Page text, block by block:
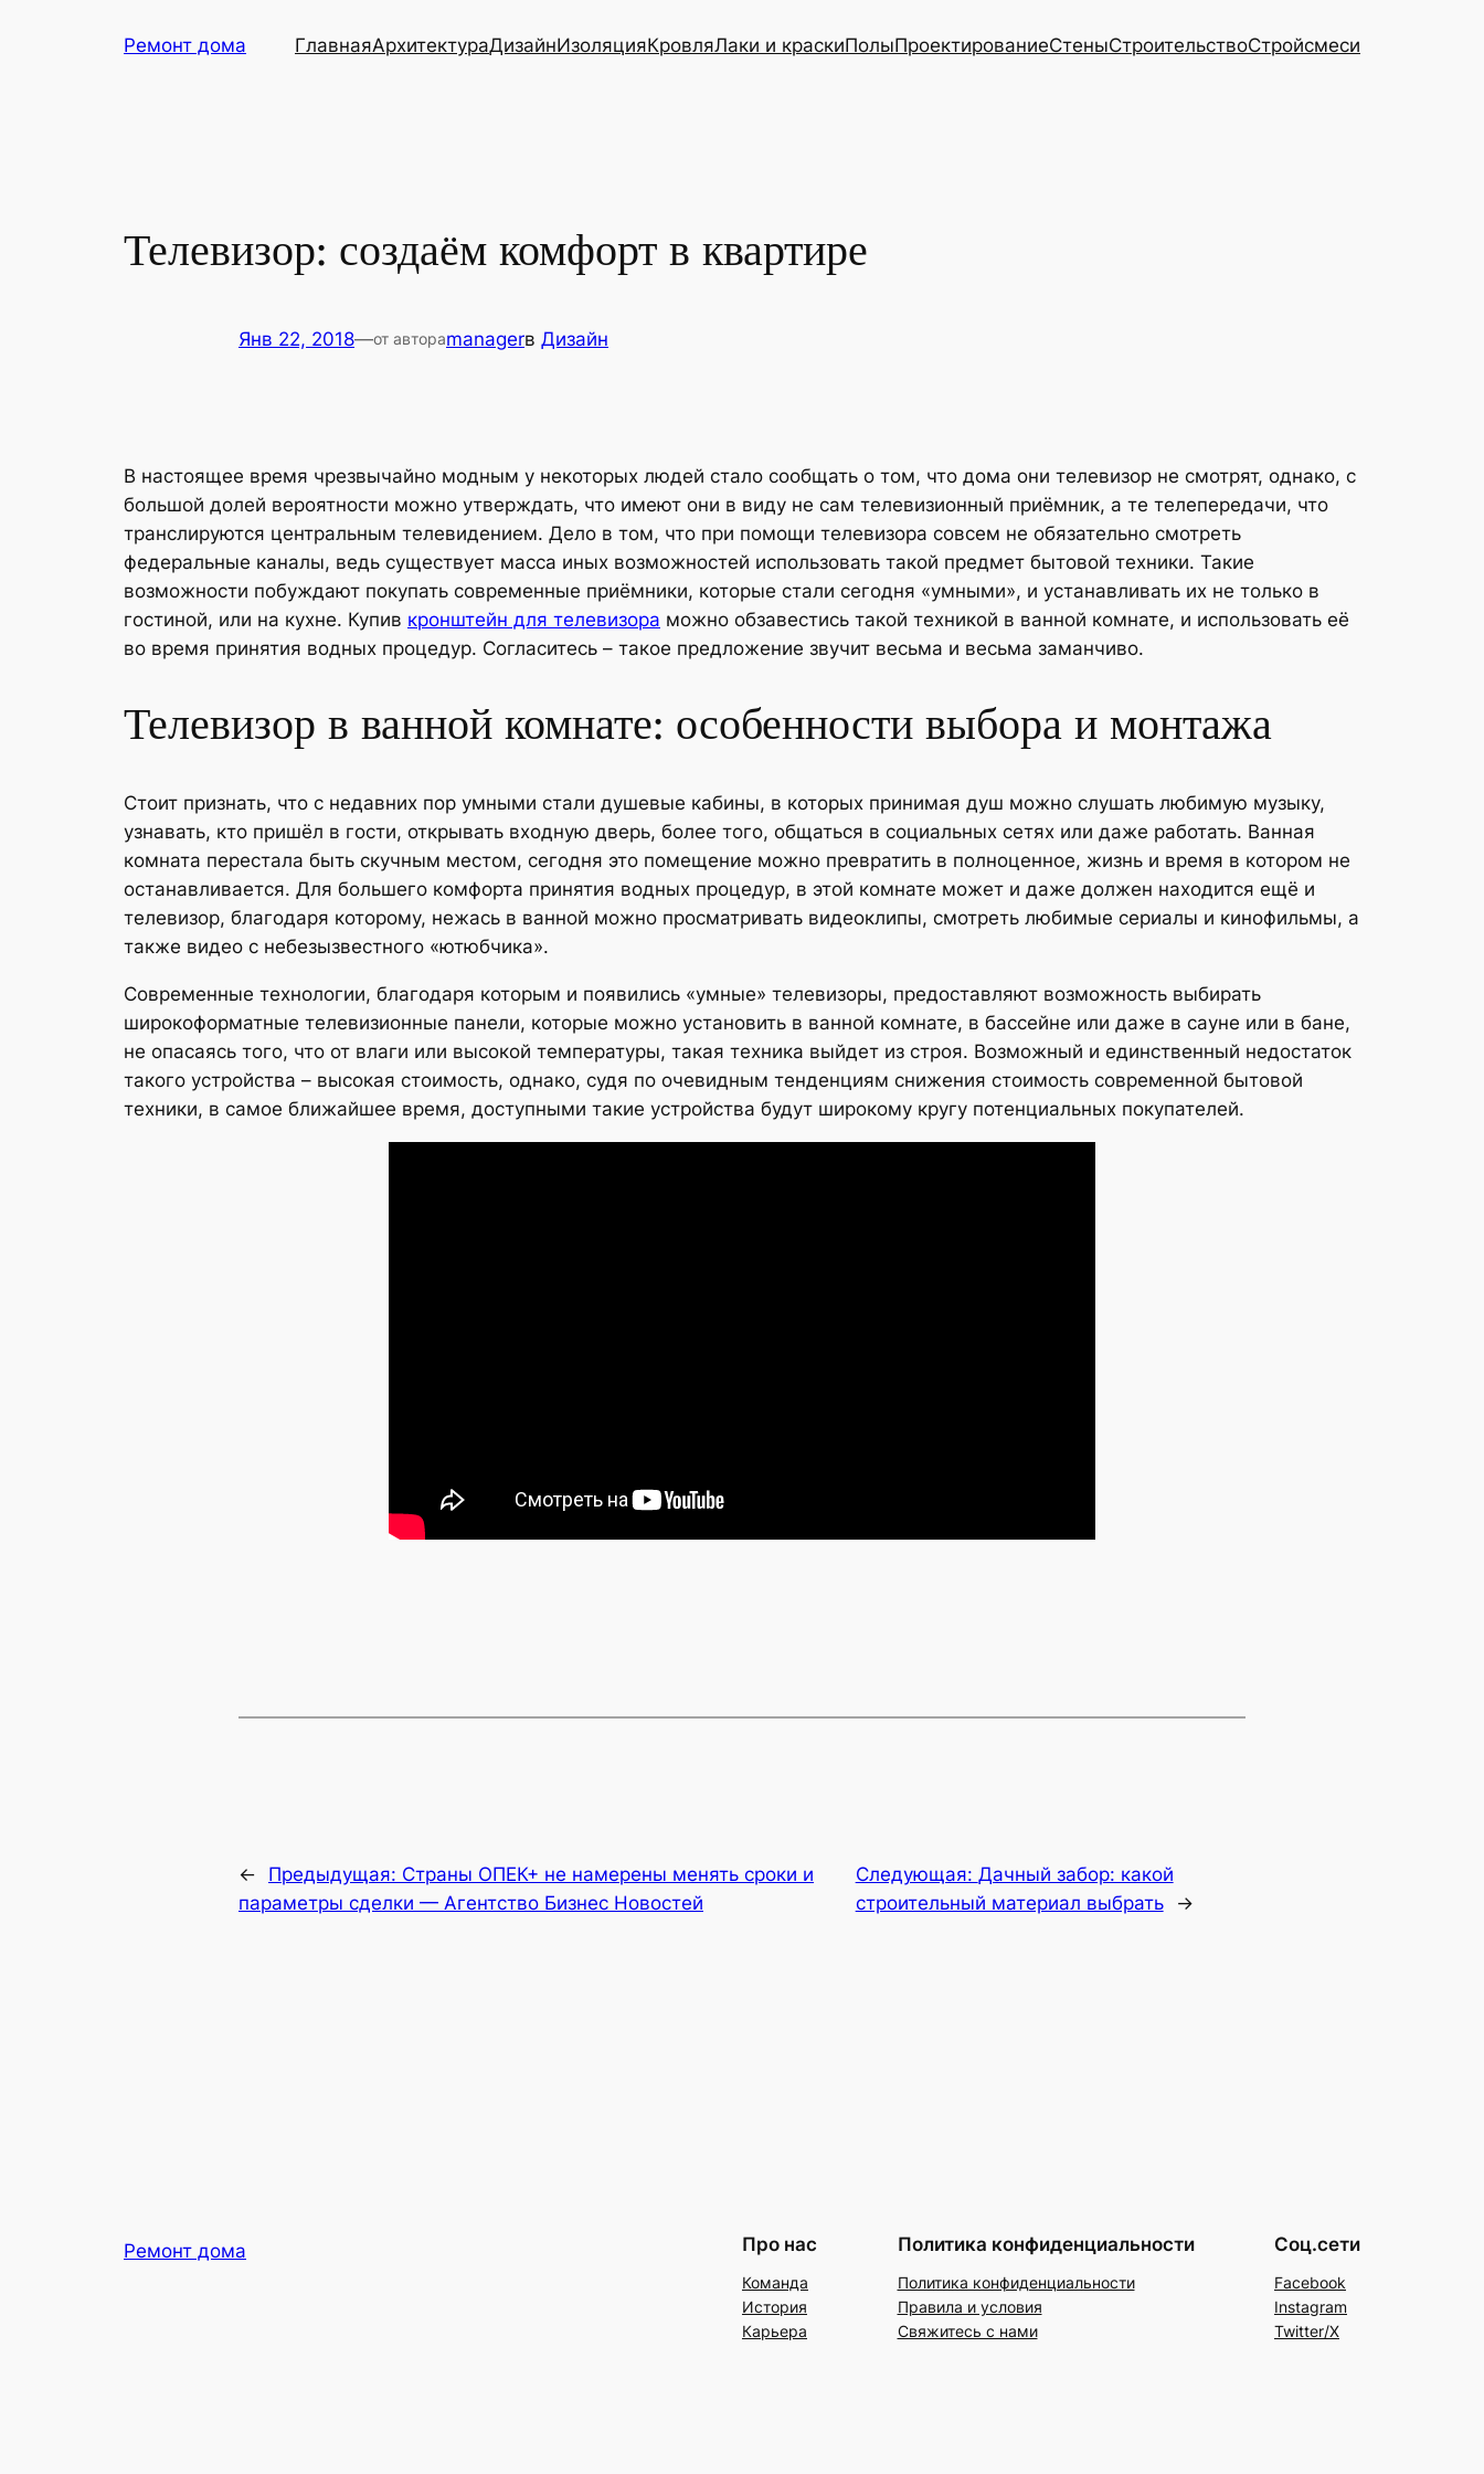
Ремонт дома ГлавнаяАрхитектураДизайнИзоляцияКровляЛаки и краскиПолыПроектированиеСтеныСтроительствоСтройсмеси
Телевизор: создаём комфорт в квартире
Янв 22, 2018—от автораmanagerв Дизайн
В настоящее время чрезвычайно модным у некоторых людей стало сообщать о том, что дома они телевизор не смотрят, однако, с
большой долей вероятности можно утверждать, что имеют они в виду не сам телевизионный приёмник, а те телепередачи, что
транслируются центральным телевидением. Дело в том, что при помощи телевизора совсем не обязательно смотреть
федеральные каналы, ведь существует масса иных возможностей использовать такой предмет бытовой техники. Такие
возможности побуждают покупать современные приёмники, которые стали сегодня «умными», и устанавливать их не только в
гостиной, или на кухне. Купив кронштейн для телевизора можно обзавестись такой техникой в ванной комнате, и использовать её
во время принятия водных процедур. Согласитесь – такое предложение звучит весьма и весьма заманчиво.
Телевизор в ванной комнате: особенности выбора и монтажа
Стоит признать, что с недавних пор умными стали душевые кабины, в которых принимая душ можно слушать любимую музыку,
узнавать, кто пришёл в гости, открывать входную дверь, более того, общаться в социальных сетях или даже работать. Ванная
комната перестала быть скучным местом, сегодня это помещение можно превратить в полноценное, жизнь и время в котором не
останавливается. Для большего комфорта принятия водных процедур, в этой комнате может и даже должен находится ещё и
телевизор, благодаря которому, нежась в ванной можно просматривать видеоклипы, смотреть любимые сериалы и кинофильмы, а
также видео с небезызвестного «ютюбчика».
Современные технологии, благодаря которым и появились «умные» телевизоры, предоставляют возможность выбирать
широкоформатные телевизионные панели, которые можно установить в ванной комнате, в бассейне или даже в сауне или в бане,
не опасаясь того, что от влаги или высокой температуры, такая техника выйдет из строя. Возможный и единственный недостаток
такого устройства – высокая стоимость, однако, судя по очевидным тенденциям снижения стоимость современной бытовой
техники, в самое ближайшее время, доступными такие устройства будут широкому кругу потенциальных покупателей.
← Предыдущая: Страны ОПЕК+ не намерены менять сроки и
параметры сделки — Агентство Бизнес Новостей
Следующая: Дачный забор: какой
строительный материал выбрать
→
Ремонт дома Про нас
Команда
История
Карьера
Политика конфиденциальности
Политика конфиденциальности
Правила и условия
Свяжитесь с нами
Соц.сети
Facebook
Instagram
Twitter/X